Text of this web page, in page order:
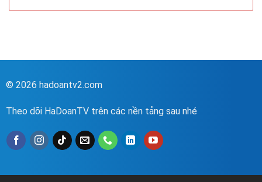
© 2026 hadoantv2.com
Theo dõi HaDoanTV trên các nền tảng sau nhé